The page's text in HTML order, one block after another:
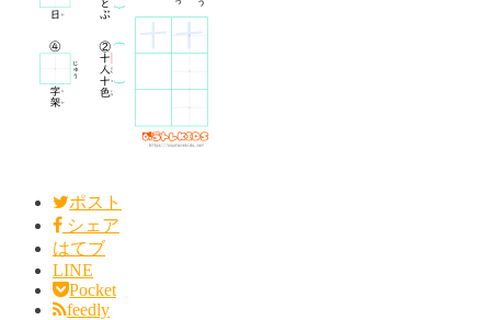
ポスト
シェア
はてブ
LINE
Pocket
feedly